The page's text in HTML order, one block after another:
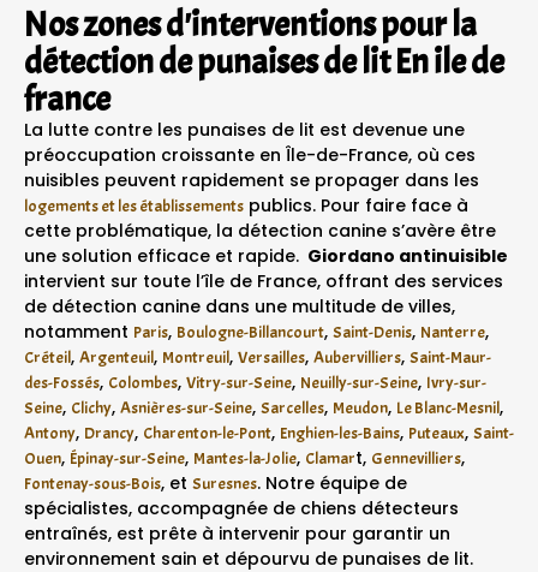
Nos zones d'interventions pour la
détection de punaises de lit En ile de
france
La lutte contre les punaises de lit est devenue une
préoccupation croissante en Île-de-France, où ces
nuisibles peuvent rapidement se propager dans les
logements et les établissements publics. Pour faire face à
cette problématique, la détection canine s’avère être
une solution efficace et rapide. Giordano antinuisible
intervient sur toute l’île de France, offrant des services
de détection canine dans une multitude de villes,
notamment Paris, Boulogne-Billancourt, Saint-Denis, Nanterre,
Créteil, Argenteuil, Montreuil, Versailles, Aubervilliers, Saint-Maur-
des-Fossés, Colombes, Vitry-sur-Seine, Neuilly-sur-Seine, Ivry-sur-
Seine, Clichy, Asnières-sur-Seine, Sarcelles, Meudon, Le Blanc-Mesnil,
Antony, Drancy, Charenton-le-Pont, Enghien-les-Bains, Puteaux, Saint-
Ouen, Épinay-sur-Seine, Mantes-la-Jolie, Clamart, Gennevilliers,
Fontenay-sous-Bois, et Suresnes. Notre équipe de
spécialistes, accompagnée de chiens détecteurs
entraînés, est prête à intervenir pour garantir un
environnement sain et dépourvu de punaises de lit.